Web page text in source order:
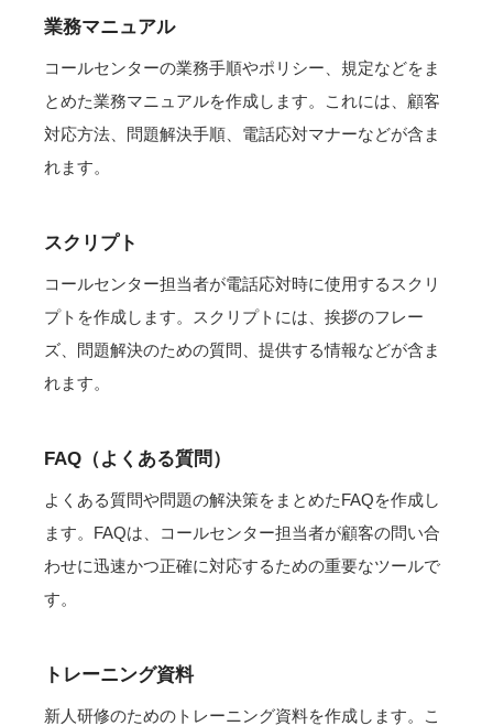
業務マニュアル
コールセンターの業務手順やポリシー、規定などをま
とめた業務マニュアルを作成します。これには、顧客
対応方法、問題解決手順、電話応対マナーなどが含ま
れます。
スクリプト
コールセンター担当者が電話応対時に使用するスクリ
プトを作成します。スクリプトには、挨拶のフレー
ズ、問題解決のための質問、提供する情報などが含ま
れます。
FAQ（よくある質問）
よくある質問や問題の解決策をまとめたFAQを作成し
ます。FAQは、コールセンター担当者が顧客の問い合
わせに迅速かつ正確に対応するための重要なツールで
す。
トレーニング資料
新人研修のためのトレーニング資料を作成します。こ